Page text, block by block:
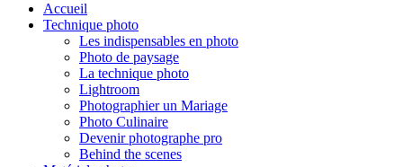
Accueil
Technique photo
Les indispensables en photo
Photo de paysage
La technique photo
Lightroom
Photographier un Mariage
Photo Culinaire
Devenir photographe pro
Behind the scenes